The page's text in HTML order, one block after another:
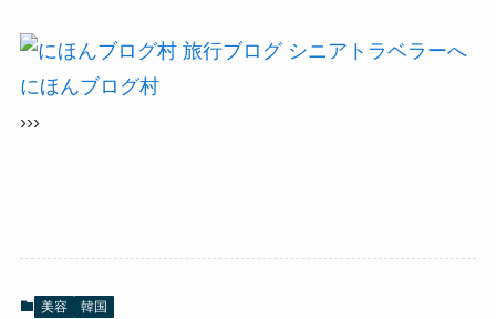
にほんブログ村
›››
美容 韓国